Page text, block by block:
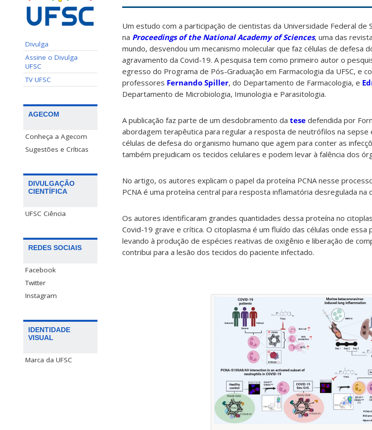
Divulga
Assine o Divulga
UFSC
TV UFSC
AGECOM
Conheça a Agecom
Sugestões e Críticas
DIVULGAÇÃO
CIENTÍFICA
UFSC Ciência
REDES SOCIAIS
Facebook
Twitter
Instagram
IDENTIDADE
VISUAL
Marca da UFSC
Um estudo com a participação de cientistas da Universidade Federal de
na Proceedings of the National Academy of Sciences, uma das
mundo, desvendou um mecanismo molecular que faz células de defesa
agravamento da Covid-19. A pesquisa tem como primeiro autor o
egresso do Programa de Pós-Graduação em Farmacologia da UFSC, e
professores Fernando Spiller, do Departamento de Farmacologia, e
Departamento de Microbiologia, Imunologia e Parasitologia.
A publicação faz parte de um desdobramento da tese defendida por
abordagem terapêutica para regular a resposta de neutrófilos na sepse
células de defesa do organismo humano que agem para conter as
também prejudicam os tecidos celulares e podem levar à falência dos
No artigo, os autores explicam o papel da proteína PCNA nesse
PCNA é uma proteína central para resposta inflamatória desregulada na
Os autores identificaram grandes quantidades dessa proteína no
Covid-19 grave e crítica. O citoplasma é um fluído das células onde
levando à produção de espécies reativas de oxigênio e liberação de
contribui para a lesão dos tecidos do paciente infectado.